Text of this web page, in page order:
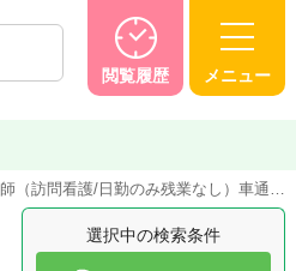
閲覧履歴 メニュー
（訪問看護/日勤のみ残業なし）車通…
選択中の検索条件